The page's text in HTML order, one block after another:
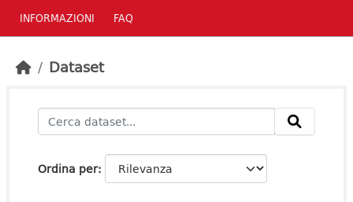
INFORMAZIONI FAQ
Dataset
Ordina per